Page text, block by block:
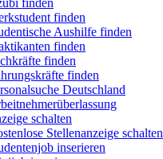
finden
finden
Aushilfe finden
finden
finden
finden
Deutschland
schalten
Stellenanzeige schalten
inserieren